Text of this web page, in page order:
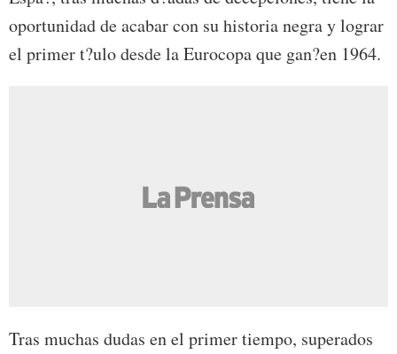
oportunidad de acabar con su historia negra y lograr
el primer t?ulo desde la Eurocopa que gan?en 1964.
Tras muchas dudas en el primer tiempo, superados